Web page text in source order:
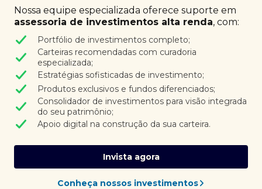
Nossa equipe especializada oferece suporte em
assessoria de investimentos alta renda, com:
Portfólio de investimentos completo;
Carteiras recomendadas com curadoria
especializada;
Estratégias sofisticadas de investimento;
Produtos exclusivos e fundos diferenciados;
Consolidador de investimentos para visão integrada
do seu patrimônio;
Apoio digital na construção da sua carteira.
Invista agora
Conheça nossos investimentos